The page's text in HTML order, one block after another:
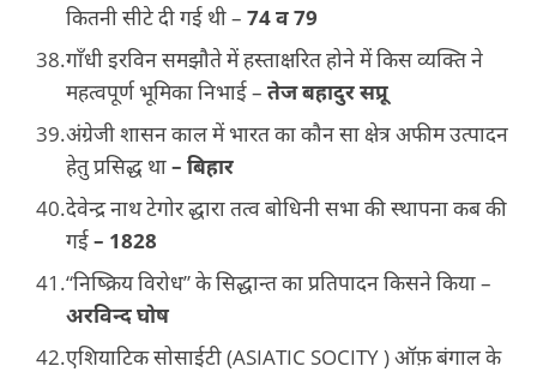
कितनी सीटे दी गई थी – 74 व 79
गाँधी इरविन समझौते में हस्ताक्षरित होने में किस व्यक्ति ने
महत्वपूर्ण भूमिका निभाई – तेज बहादुर सप्रू
अंग्रेजी शासन काल में भारत का कौन सा क्षेत्र अफीम उत्पादन
हेतु प्रसिद्ध था– बिहार
देवेन्द्र नाथ टेगोर द्धारा तत्व बोधिनी सभा की स्थापना कब की
गई– 1828
“निष्क्रिय विरोध” के सिद्धान्त का प्रतिपादन किसने किया –
अरविन्द घोष
एशियाटिक सोसाईटी (ASIATIC SOCITY ) ऑफ़ बंगाल के